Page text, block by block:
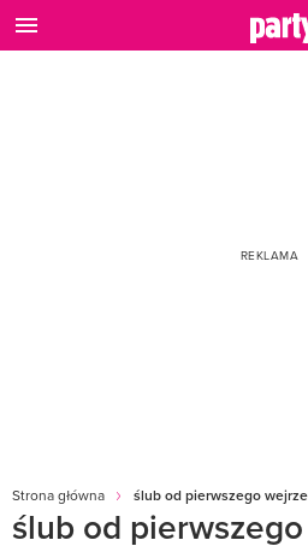
Strona główna ślub od pierwszego
ślub od